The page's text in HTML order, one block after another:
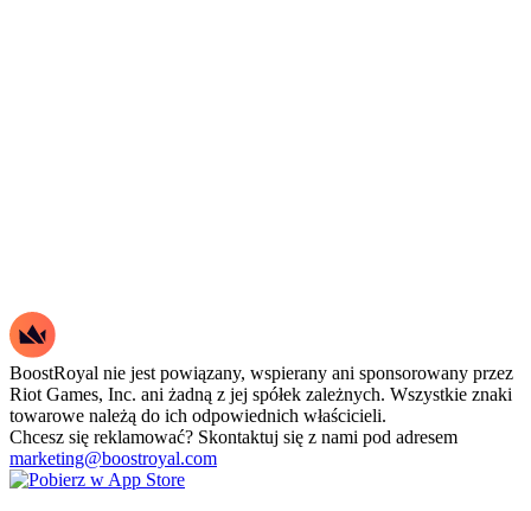
BoostRoyal nie jest powiązany, wspierany ani sponsorowany przez
Riot Games, Inc. ani żadną z jej spółek zależnych. Wszystkie znaki
towarowe należą do ich odpowiednich właścicieli.
Chcesz się reklamować? Skontaktuj się z nami pod adresem
marketing@boostroyal.com